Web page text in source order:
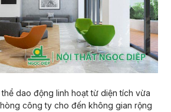
dao động linh hoạt từ diện tích vừa
công ty cho đến không gian rộng